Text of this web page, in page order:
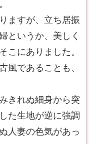
ますが、立ち居振
というか、美しく
こにありました。
風であることも、
きれぬ細身から突
た生地が逆に強調
人妻の色気があっ